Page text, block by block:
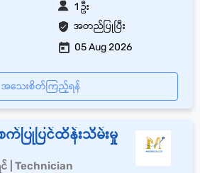
အတည်ပြုပြီး
1 ဦး
05 Aug 2026
အသေးစိတ်ကြည့်ရန်
က်ပြုပြင်ထိန်းသိမ်းမှု
| Technician